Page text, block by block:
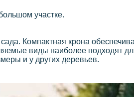
участке.
Компактная крона
виды наиболее подходят
и у других деревьев.